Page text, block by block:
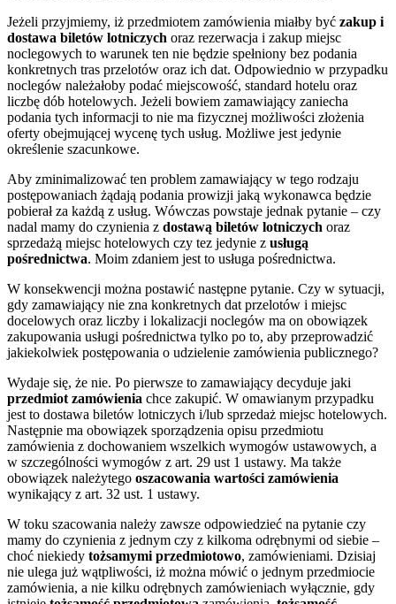
Jeżeli przyjmiemy, iż przedmiotem zamówienia miałby być zakup i
dostawa biletów lotniczych oraz rezerwacja i zakup miejsc
noclegowych to warunek ten nie będzie spełniony bez podania
konkretnych tras przelotów oraz ich dat. Odpowiednio w przypadku
noclegów należałoby podać miejscowość, standard hotelu oraz
liczbę dób hotelowych. Jeżeli bowiem zamawiający zaniecha
podania tych informacji to nie ma fizycznej możliwości złożenia
oferty obejmującej wycenę tych usług. Możliwe jest jedynie
określenie szacunkowe.
Aby zminimalizować ten problem zamawiający w tego rodzaju
postępowaniach żądają podania prowizji jaką wykonawca będzie
pobierał za każdą z usług. Wówczas powstaje jednak pytanie – czy
nadal mamy do czynienia z dostawą biletów lotniczych oraz
sprzedażą miejsc hotelowych czy tez jedynie z usługą
pośrednictwa. Moim zdaniem jest to usługa pośrednictwa.
W konsekwencji można postawić następne pytanie. Czy w sytuacji,
gdy zamawiający nie zna konkretnych dat przelotów i miejsc
docelowych oraz liczby i lokalizacji noclegów ma on obowiązek
zakupowania usługi pośrednictwa tylko po to, aby przeprowadzić
jakiekolwiek postępowania o udzielenie zamówienia publicznego?
Wydaje się, że nie. Po pierwsze to zamawiający decyduje jaki
przedmiot zamówienia chce zakupić. W omawianym przypadku
jest to dostawa biletów lotniczych i/lub sprzedaż miejsc hotelowych.
Następnie ma obowiązek sporządzenia opisu przedmiotu
zamówienia z dochowaniem wszelkich wymogów ustawowych, a
w szczególności wymogów z art. 29 ust 1 ustawy. Ma także
obowiązek należytego oszacowania wartości zamówienia
wynikający z art. 32 ust. 1 ustawy.
W toku szacowania należy zawsze odpowiedzieć na pytanie czy
mamy do czynienia z jednym czy z kilkoma odrębnymi od siebie –
choć niekiedy tożsamymi przedmiotowo, zamówieniami. Dzisiaj
nie ulega już wątpliwości, iż można mówić o jednym przedmiocie
zamówienia, a nie kilku odrębnych zamówieniach wyłącznie, gdy